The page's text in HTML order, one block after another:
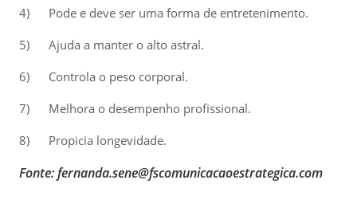
4) Pode e deve ser uma forma de entretenimento.
5) Ajuda a manter o alto astral.
6) Controla o peso corporal.
7) Melhora o desempenho profissional.
8) Propicia longevidade.
Fonte: fernanda.sene@fscomunicacaoestrategica.com